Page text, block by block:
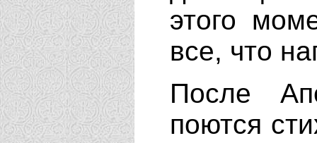
этого
все, что
После
поются